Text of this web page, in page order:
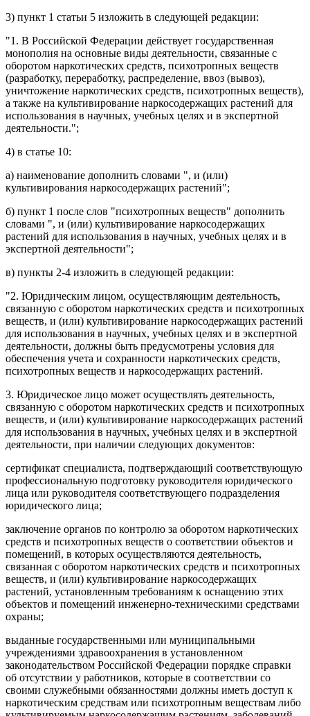
3) пункт 1 статьи 5 изложить в следующей редакции:
"1. В Российской Федерации действует государственная
монополия на основные виды деятельности, связанные с
оборотом наркотических средств, психотропных веществ
(разработку, переработку, распределение, ввоз (вывоз),
уничтожение наркотических средств, психотропных веществ),
а также на культивирование наркосодержащих растений для
использования в научных, учебных целях и в экспертной
деятельности.";
4) в статье 10:
а) наименование дополнить словами ", и (или)
культивирования наркосодержащих растений";
б) пункт 1 после слов "психотропных веществ" дополнить
словами ", и (или) культивирование наркосодержащих
растений для использования в научных, учебных целях и в
экспертной деятельности";
в) пункты 2-4 изложить в следующей редакции:
"2. Юридическим лицом, осуществляющим деятельность,
связанную с оборотом наркотических средств и психотропных
веществ, и (или) культивирование наркосодержащих растений
для использования в научных, учебных целях и в экспертной
деятельности, должны быть предусмотрены условия для
обеспечения учета и сохранности наркотических средств,
психотропных веществ и наркосодержащих растений.
3. Юридическое лицо может осуществлять деятельность,
связанную с оборотом наркотических средств и психотропных
веществ, и (или) культивирование наркосодержащих растений
для использования в научных, учебных целях и в экспертной
деятельности, при наличии следующих документов:
сертификат специалиста, подтверждающий соответствующую
профессиональную подготовку руководителя юридического
лица или руководителя соответствующего подразделения
юридического лица;
заключение органов по контролю за оборотом наркотических
средств и психотропных веществ о соответствии объектов и
помещений, в которых осуществляются деятельность,
связанная с оборотом наркотических средств и психотропных
веществ, и (или) культивирование наркосодержащих
растений, установленным требованиям к оснащению этих
объектов и помещений инженерно-техническими средствами
охраны;
выданные государственными или муниципальными
учреждениями здравоохранения в установленном
законодательством Российской Федерации порядке справки
об отсутствии у работников, которые в соответствии со
своими служебными обязанностями должны иметь доступ к
наркотическим средствам или психотропным веществам либо